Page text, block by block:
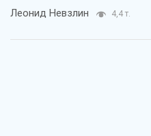
Леонид Невзлин 4,4 т.